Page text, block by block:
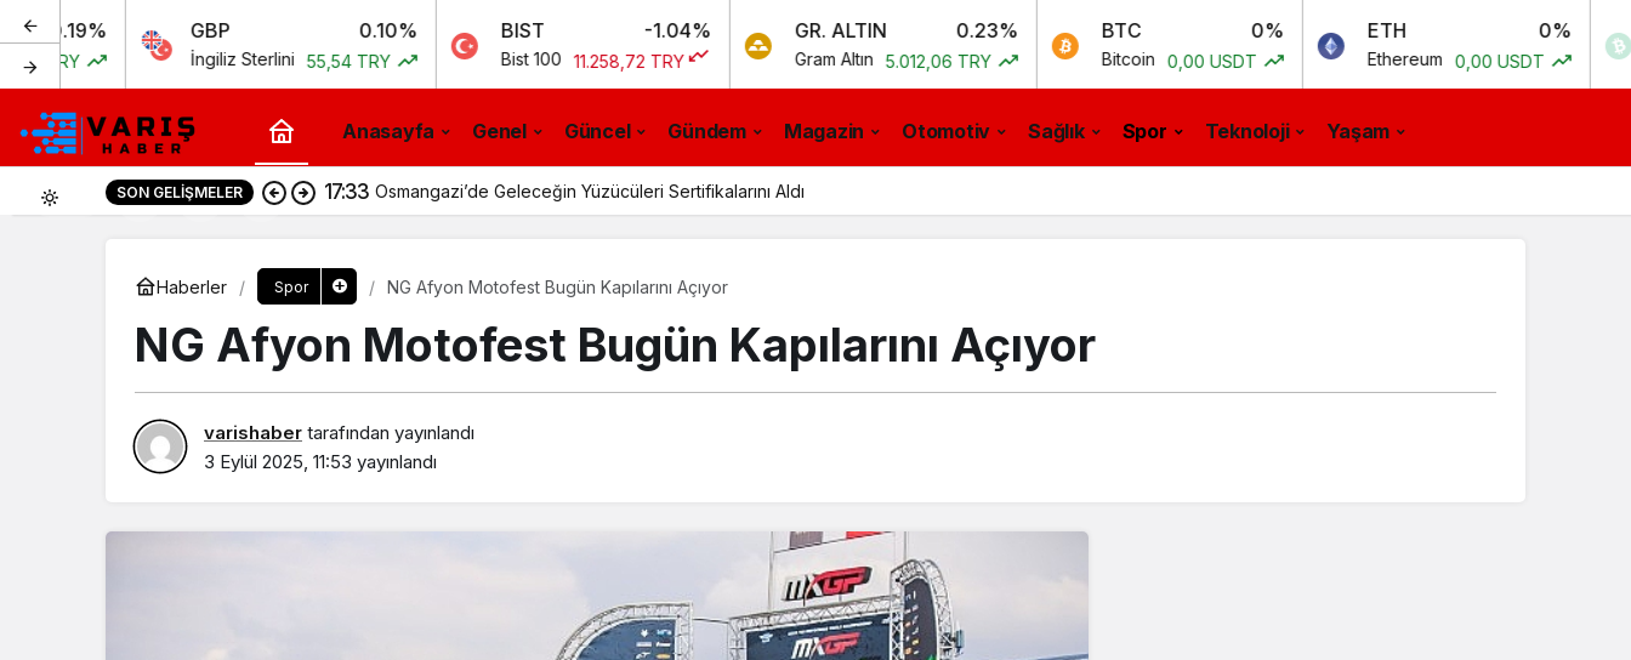
GBP
İngiliz Sterlini 55,54 TRY
BIST
Bist 100 11.258,72 TRY
GR. ALTIN 0.23%
Gram Altın 5.012,06 TRY
BTC
Bitcoin 0,00 USDT
ETH
Ethereum 0,00 USDT
BCH
Bitcoin
Anasayfa Genel Güncel Gündem Magazin Otomotiv Sağlık Spor Teknoloji Yaşam
0
SON GELIŞMELER 17:33 Osmangazi’de Geleceğin Yüzücüleri Sertifikalarını Aldı
Haberler Spor NG Afyon Motofest Bugün Kapılarını Açıyor
NG Afyon Motofest Bugün Kapılarını Açıyor
varishaber tarafından yayınlandı
3 Eylül 2025, 11:53 yayınlandı